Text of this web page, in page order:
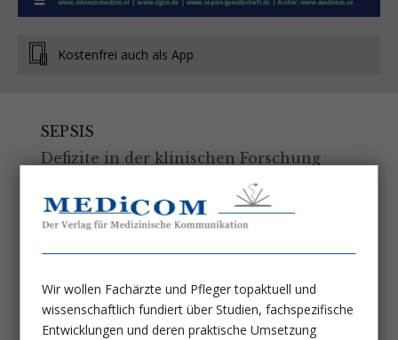
Kostenfrei auch als App
SEPSIS
Defizite in der klinischen Forschung
Prof. Dr. med. Frank Martin Brunkhorst
Sepsis-Management in der
Notaufnahme
Prof. Dr. med. Michael Christ
Dr. Jürgen Heppner
Wir wollen Fachärzte und Pfleger topaktuell und
wissenschaftlich fundiert über Studien, fachspezifische
Entwicklungen und deren praktische Umsetzung